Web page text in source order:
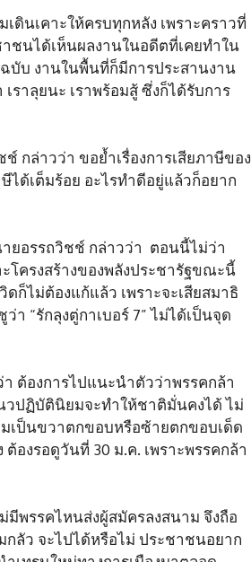
ดินเคาะให้ครบทุกหลัง เพราะคราวที่
ชนได้เห็นผลงานในอดีตที่เคยทำใน
บับ งานในพื้นที่ก็มีการประสานงาน
าลุยนะ เราพร้อมสู้ ซึ่งก็ได้รับการ
กล่าวว่า ขอย้ำเรื่องการเสียภาษีของ
ได้เต็มร้อย อะไรทำดีอยู่แล้วก็อยาก
ยอรรถวิชช์ กล่าวว่า ตอนนี้ไม่ว่า
โครงสร้างของพลังประชารัฐขณะนี้
ก็ไม่ต้องแก้แล้ว เพราะจะเสียสมาธิ
“รักลุงตู่กาเบอร์ 7” ไม่ได้เป็นจุด
ต้องการไปแนะนำตัวว่าพรรคกล้า
ปฏิบัตินิยมจะทำให้ชาติมั่นคงได้ ไม่
เป็นขวาตกขอบหรือซ้ายตกขอบเด็ด
องรอดูวันที่ 30 ม.ค. เพราะพรรคกล้า
มีพรรคไหนส่งผู้สมัครลงสนาม จึงถือ
ลัว จะไปได้หรือไม่ ประชาชนอยาก